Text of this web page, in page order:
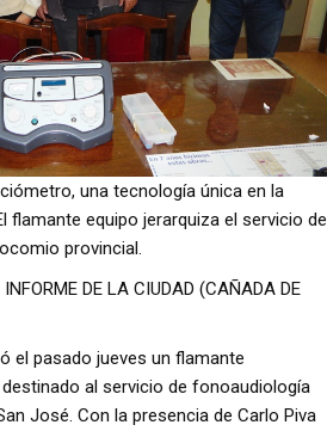
una tecnología única en la
flamante equipo jerarquiza el servicio de
provincial.
INFORME DE LA CIUDAD (CAÑADA DE
el pasado jueves un flamante
al servicio de fonoaudiología
José. Con la presencia de Carlo Piva